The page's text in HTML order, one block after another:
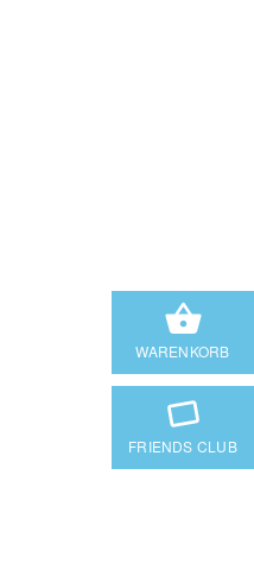
WARENKORB
FRIENDS CLUB